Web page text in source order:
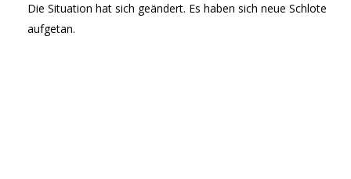
Die Situation hat sich geändert. Es haben sich neue Schlote
aufgetan.